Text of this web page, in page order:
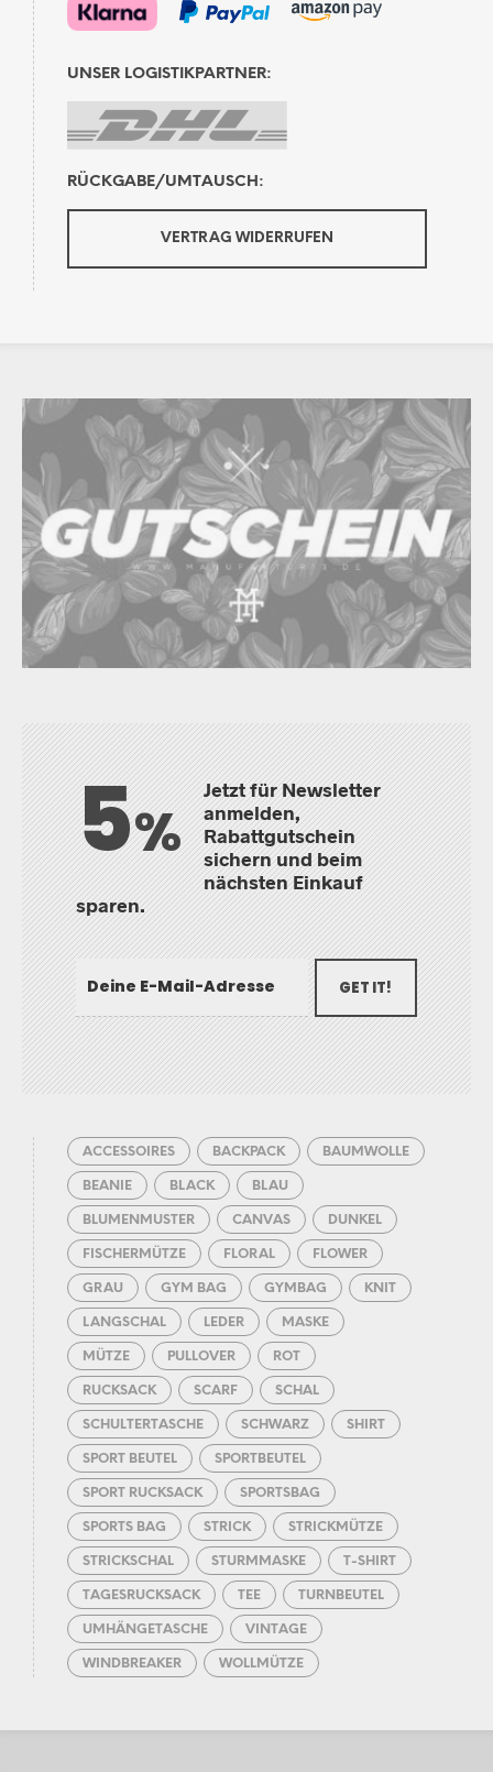
UNSER LOGISTIKPARTNER:
RÜCKGABE/UMTAUSCH:
VERTRAG WIDERRUFEN
5%
Jetzt für Newsletter
anmelden,
Rabattgutschein
sichern und beim
nächsten Einkauf
sparen.
GET IT!
ACCESSOIRES BACKPACK BAUMWOLLE
BEANIE BLACK BLAU
BLUMENMUSTER CANVAS DUNKEL
FISCHERMÜTZE FLORAL FLOWER
GRAU GYM BAG GYMBAG KNIT
LANGSCHAL LEDER MASKE
MÜTZE PULLOVER ROT
RUCKSACK SCARF SCHAL
SCHULTERTASCHE SCHWARZ SHIRT
SPORT BEUTEL SPORTBEUTEL
SPORT RUCKSACK SPORTSBAG
SPORTS BAG STRICK STRICKMÜTZE
STRICKSCHAL STURMMASKE T-SHIRT
TAGESRUCKSACK TEE TURNBEUTEL
UMHÄNGETASCHE VINTAGE
WINDBREAKER WOLLMÜTZE